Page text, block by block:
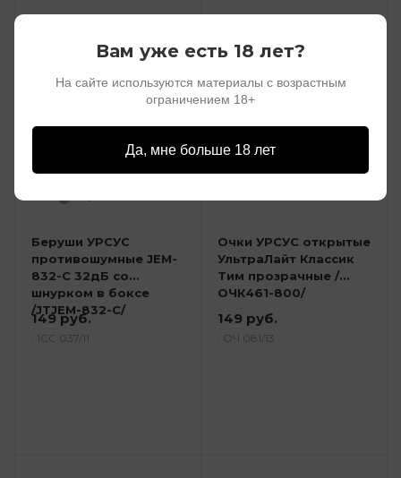
Беруши УРСУС
противошумные JEM-
832-C 32дБ со
шнурком в боксе
/JTJEM-832-С/
149 руб.
: 1СС 037/11
Очки УРСУС открытые
УльтраЛайт Классик
Тим прозрачные /
ОЧК461-800/
149 руб.
: ОЧ 081/13
Вам уже есть 18 лет?
На сайте используются материалы с возрастным
ограничением 18+
Да, мне больше 18 лет